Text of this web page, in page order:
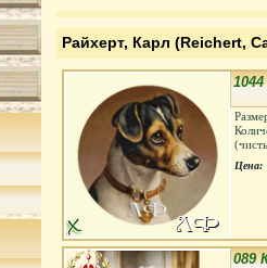
Райхерт, Карл (Reichert,
Цена:
089